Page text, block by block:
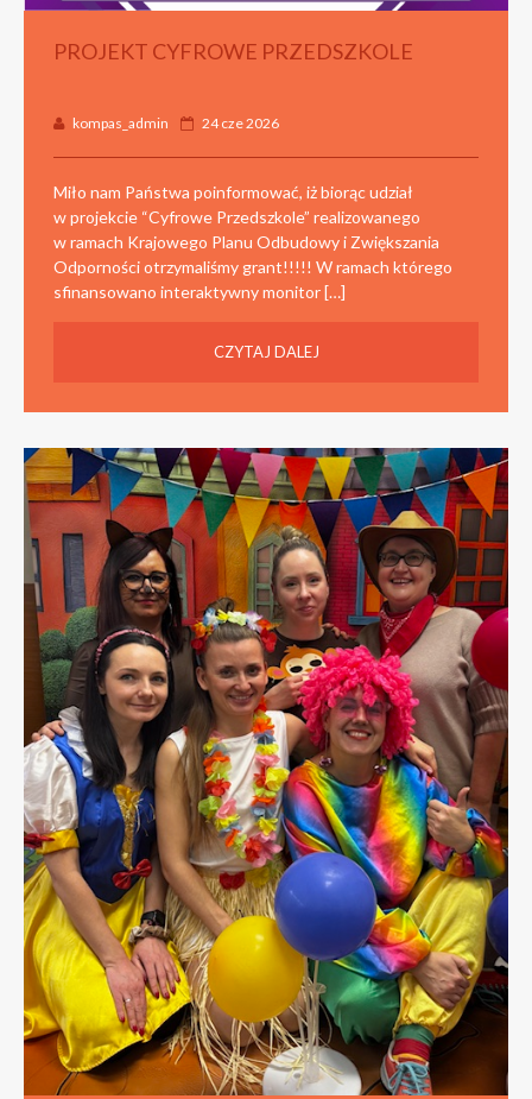
PROJEKT CYFROWE PRZEDSZKOLE
kompas_admin 24 cze 2026
Miło nam Państwa poinformować, iż biorąc udział
w projekcie “Cyfrowe Przedszkole” realizowanego
w ramach Krajowego Planu Odbudowy i Zwiększania
Odporności otrzymaliśmy grant!!!!! W ramach którego
sfinansowano interaktywny monitor […]
CZYTAJ DALEJ